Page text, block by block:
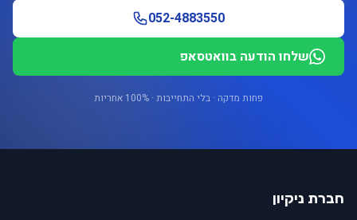
052-4883550
שלחו הודעה בוואטסאפ
פחות מדקה · בלי התחייבות · 100% אחריות
חברת ניקיון